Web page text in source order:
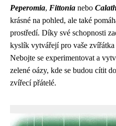
Peperomia, Fittonia nebo
krásné na pohled, ale také
prostředí. Díky své schopnosti
kyslík vytvářejí pro vaše
Nebojte se experimentovat a
zelené oázy, kde se budou cítit
zvířecí přátelé.